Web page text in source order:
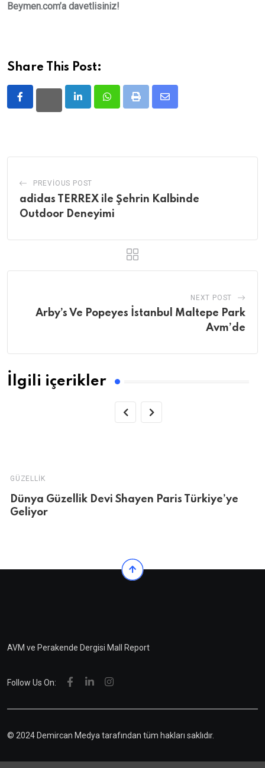
Beymen.com’a davetlisiniz!
Share This Post:
LinkedInWhatsappPrint
Share
PREVIOUS POST
adidas TERREX ile Şehrin Kalbinde
Outdoor Deneyimi
NEXT POST
Arby’s Ve Popeyes İstanbul Maltepe Park
Avm’de
İlgili içerikler
GÜZELLIK
Dünya Güzellik Devi Shayen Paris Türkiye’ye
Geliyor
AVM ve Perakende Dergisi Mall Report
Follow Us On:
© 2024 Demircan Medya tarafından tüm hakları saklıdır.